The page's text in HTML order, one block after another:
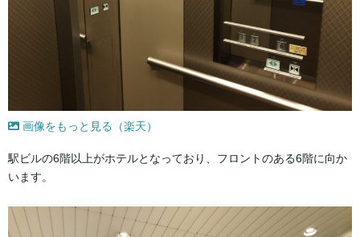
画像をもっと見る（楽天）
駅ビルの6階以上がホテルとなっており、フロントのある6階に向か
います。